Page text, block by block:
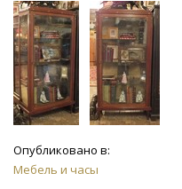
Опубликовано в:
Мебель и часы